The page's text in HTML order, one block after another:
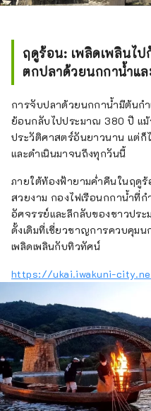
ฤดูร้อน: เพลิดเพลินไ
ตกปลาด้วยนกกาน้ำแล
การจับปลาด้วยนกกาน้ำมีต้นก
ย้อนกลับไปประมาณ 380 ปี แม้
ประวัติศาสตร์อันยาวนาน แต่ก็
และดำเนินมาจนถึงทุกวันนี้
ภายใต้ท้องฟ้ายามค่ำคืนในฤดู
สวยงาม กองไฟเรือนกกาน้ำที่ก
อัศจรรย์และลึกลับของชาวปร
ดั้งเดิมที่เชี่ยวชาญการควบคุม
เพลิดเพลินกับทิวทัศน์
https://ukai.iwakuni-